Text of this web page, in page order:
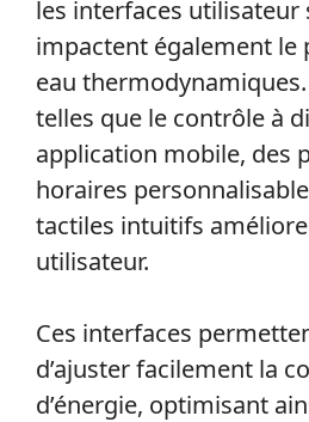
les interfaces utilisateur
impactent également le
eau
telles que le contrôle à
application mobile, des
horaires
tactiles intuitifs
utilisateur.
Ces interfaces
d’ajuster facilement la
d’énergie, optimisant